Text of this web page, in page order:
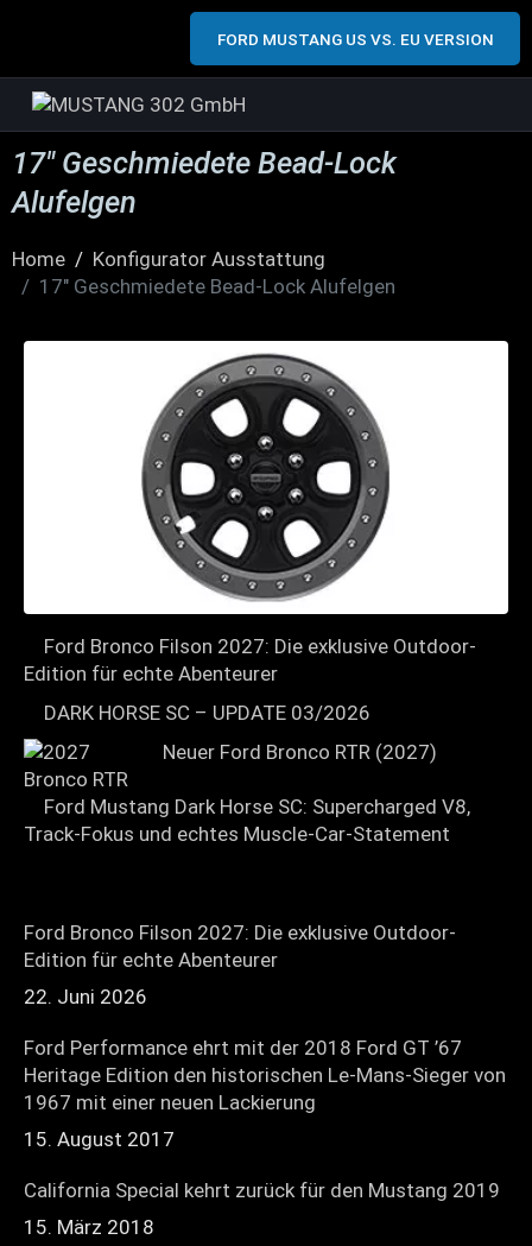
FORD MUSTANG US VS. EU VERSION
17″ Geschmiedete Bead-Lock
Alufelgen
Home
Konfigurator Ausstattung
17" Geschmiedete Bead-Lock Alufelgen
Ford Bronco Filson 2027: Die exklusive Outdoor-
Edition für echte Abenteurer
DARK HORSE SC – UPDATE 03/2026
Neuer Ford Bronco RTR (2027)
Ford Mustang Dark Horse SC: Supercharged V8,
Track-Fokus und echtes Muscle-Car-Statement
Ford Bronco Filson 2027: Die exklusive Outdoor-
Edition für echte Abenteurer
22. Juni 2026
Ford Performance ehrt mit der 2018 Ford GT ’67
Heritage Edition den historischen Le-Mans-Sieger von
1967 mit einer neuen Lackierung
15. August 2017
California Special kehrt zurück für den Mustang 2019
15. März 2018